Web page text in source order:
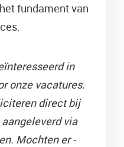
fundament van
in
onze vacatures.
direct bij
via
Mochten er -